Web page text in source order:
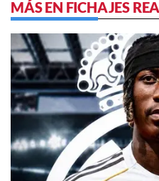
MÁS EN FICHAJES